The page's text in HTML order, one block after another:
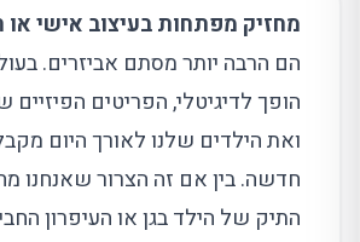
מחזיק מפתחות בעיצוב אישי
הם הרבה יותר מסתם אביזרים.
הופך לדיגיטלי, הפריטים הפיזיים
ואת הילדים שלנו לאורך היום
חדשה. בין אם זה הצרור שאנחנו
התיק של הילד בגן או העיפרון